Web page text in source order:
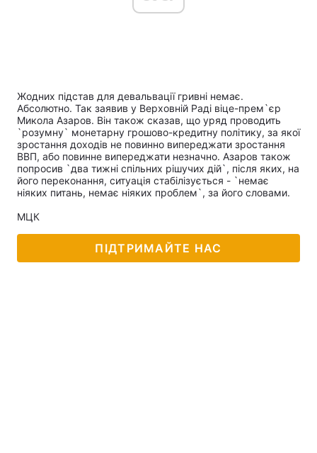
Жодних підстав для девальвації гривні немає.
Абсолютно. Так заявив у Верховній Раді віце-прем`єр
Микола Азаров. Він також сказав, що уряд проводить
`розумну` монетарну грошово-кредитну політику, за якої
зростання доходів не повинно випереджати зростання
ВВП, або повинне випереджати незначно. Азаров також
попросив `два тижні спільних рішучих дій`, після яких, на
його переконання, ситуація стабілізується - `немає
ніяких питань, немає ніяких проблем`, за його словами.
МЦК
ПІДТРИМАЙТЕ НАС